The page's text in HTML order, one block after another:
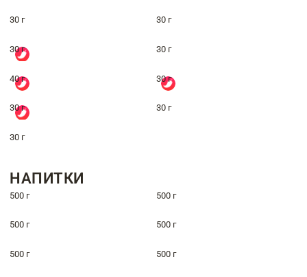
30 г 30 г
30 г 30 г
40 г 30 г
30 г 30 г
30 г
НАПИТКИ
500 г 500 г
500 г 500 г
500 г 500 г